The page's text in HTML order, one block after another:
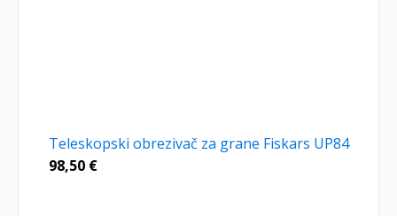
Teleskopski obrezivač za grane Fiskars UP84
98,50 €